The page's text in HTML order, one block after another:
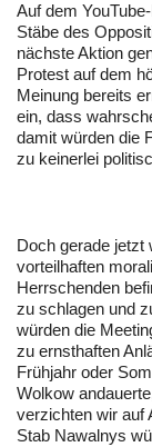
Auf dem
Stäbe des
nächste Aktion
Protest auf dem
Meinung bereits
ein, dass
damit würden die
zu keinerlei
Doch gerade jetzt
vorteilhaften
Herrschenden
zu schlagen und
würden die
zu ernsthaften
Frühjahr oder
Wolkow
verzichten wir auf
Stab Nawalnys